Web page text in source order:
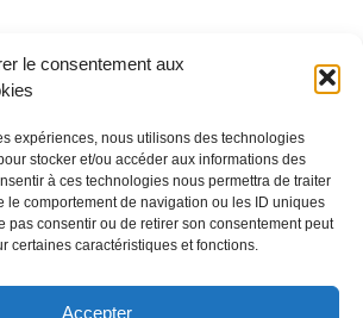
le consentement aux
expériences, nous utilisons des technologies
stocker et/ou accéder aux informations des
à ces technologies nous permettra de traiter
le comportement de navigation ou les ID uniques
pas consentir ou de retirer son consentement peut
certaines caractéristiques et fonctions.
Accepter